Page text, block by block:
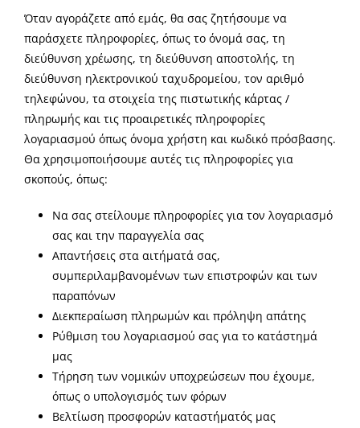
Όταν αγοράζετε από εμάς, θα σας ζητήσουμε να
παράσχετε πληροφορίες, όπως το όνομά σας, τη
διεύθυνση χρέωσης, τη διεύθυνση αποστολής, τη
διεύθυνση ηλεκτρονικού ταχυδρομείου, τον αριθμό
τηλεφώνου, τα στοιχεία της πιστωτικής κάρτας /
πληρωμής και τις προαιρετικές πληροφορίες
λογαριασμού όπως όνομα χρήστη και κωδικό πρόσβασης.
Θα χρησιμοποιήσουμε αυτές τις πληροφορίες για
σκοπούς, όπως:
Να σας στείλουμε πληροφορίες για τον λογαριασμό
σας και την παραγγελία σας
Απαντήσεις στα αιτήματά σας,
συμπεριλαμβανομένων των επιστροφών και των
παραπόνων
Διεκπεραίωση πληρωμών και πρόληψη απάτης
Ρύθμιση του λογαριασμού σας για το κατάστημά
μας
Τήρηση των νομικών υποχρεώσεων που έχουμε,
όπως ο υπολογισμός των φόρων
Βελτίωση προσφορών καταστήματός μας